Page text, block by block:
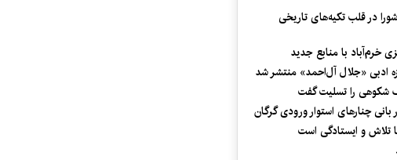
در قلب تکیه‌های تاریخی
خرم‌آباد با منابع جدید
ادبی «جلال آل‌احمد» منتشر شد
شکوهی را تسلیت گفت
چنارهای استوار ورودی گرگان
تلاش و ایستادگی است